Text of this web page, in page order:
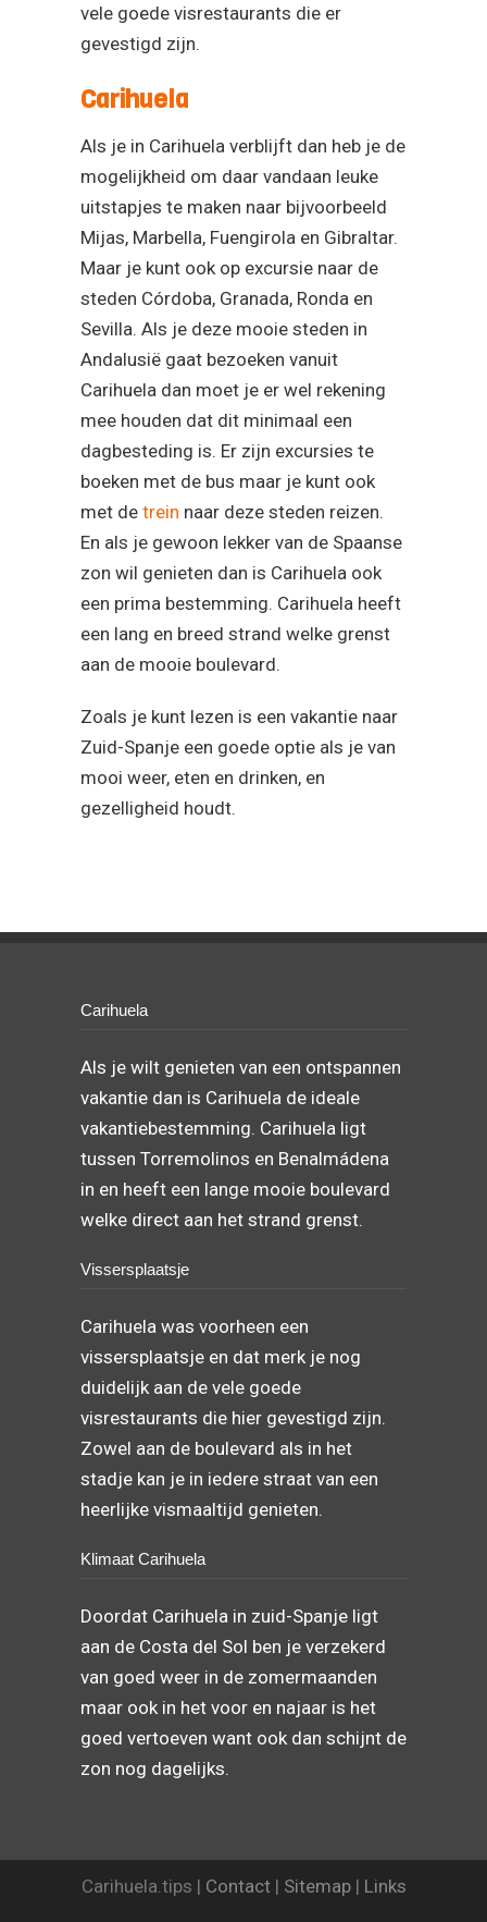
vele goede visrestaurants die er
gevestigd zijn.
Carihuela
Als je in Carihuela verblijft dan heb je de
mogelijkheid om daar vandaan leuke
uitstapjes te maken naar bijvoorbeeld
Mijas, Marbella, Fuengirola en Gibraltar.
Maar je kunt ook op excursie naar de
steden Córdoba, Granada, Ronda en
Sevilla. Als je deze mooie steden in
Andalusië gaat bezoeken vanuit
Carihuela dan moet je er wel rekening
mee houden dat dit minimaal een
dagbesteding is. Er zijn excursies te
boeken met de bus maar je kunt ook
met de trein naar deze steden reizen.
En als je gewoon lekker van de Spaanse
zon wil genieten dan is Carihuela ook
een prima bestemming. Carihuela heeft
een lang en breed strand welke grenst
aan de mooie boulevard.
Zoals je kunt lezen is een vakantie naar
Zuid-Spanje een goede optie als je van
mooi weer, eten en drinken, en
gezelligheid houdt.
Carihuela
Als je wilt genieten van een ontspannen
vakantie dan is Carihuela de ideale
vakantiebestemming. Carihuela ligt
tussen Torremolinos en Benalmádena
in en heeft een lange mooie boulevard
welke direct aan het strand grenst.
Vissersplaatsje
Carihuela was voorheen een
vissersplaatsje en dat merk je nog
duidelijk aan de vele goede
visrestaurants die hier gevestigd zijn.
Zowel aan de boulevard als in het
stadje kan je in iedere straat van een
heerlijke vismaaltijd genieten.
Klimaat Carihuela
Doordat Carihuela in zuid-Spanje ligt
aan de Costa del Sol ben je verzekerd
van goed weer in de zomermaanden
maar ook in het voor en najaar is het
goed vertoeven want ook dan schijnt de
zon nog dagelijks.
Carihuela.tips | Contact | Sitemap| Links